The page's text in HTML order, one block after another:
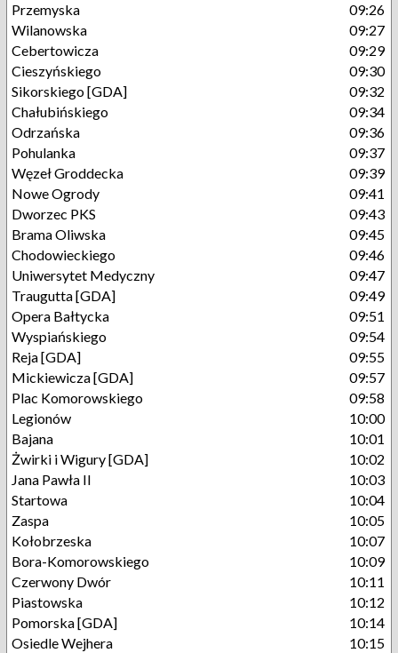
Przemyska
09:26
Wilanowska
09:27
Cebertowicza
09:29
Cieszyńskiego
09:30
Sikorskiego [GDA]
09:32
Chałubińskiego
09:34
Odrzańska
09:36
Pohulanka
09:37
Węzeł Groddecka
09:39
Nowe Ogrody
09:41
Dworzec PKS
09:43
Brama Oliwska
09:45
Chodowieckiego
09:46
Uniwersytet Medyczny
09:47
Traugutta [GDA]
09:49
Opera Bałtycka
09:51
Wyspiańskiego
09:54
Reja [GDA]
09:55
Mickiewicza [GDA]
09:57
Plac Komorowskiego
09:58
Legionów
10:00
Bajana
10:01
Żwirki i Wigury [GDA]
10:02
Jana Pawła II
10:03
Startowa
10:04
Zaspa
10:05
Kołobrzeska
10:07
Bora-Komorowskiego
10:09
Czerwony Dwór
10:11
Piastowska
10:12
Pomorska [GDA]
10:14
Osiedle Wejhera
10:15